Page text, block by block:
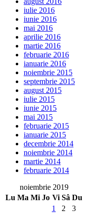
iulie 2016
iunie 2016
mai 2016
aprilie 2016
martie 2016
februarie 2016
ianuarie 2016
noiembrie 2015
septembrie 2015
august 2015
iulie 2015
iunie 2015
mai 2015
februarie 2015
ianuarie 2015
decembrie 2014
noiembrie 2014
martie 2014
februarie 2014
noiembrie 2019
Lu Ma Mi Jo Vi Sâ Du
1
2
3